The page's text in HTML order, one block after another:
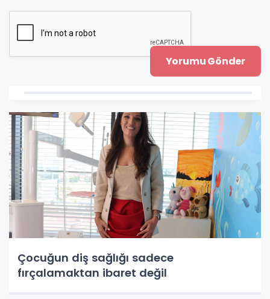
Çocuğun diş sağlığı sadece
fırçalamaktan ibaret değil